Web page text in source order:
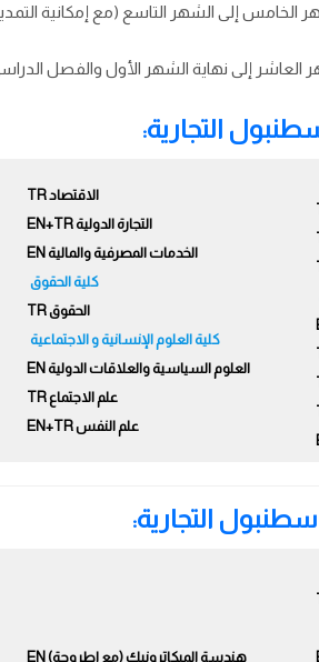
الخامس إلى الشهر التاسع (مع إمكانية
العاشر إلى نهاية الشهر الأول والفصل
التجارية:
الاقتصاد TR
التجارة الدولية EN+TR
الخدمات المصرفية والمالية EN
كلية الحقوق
الحقوق TR
كلية العلوم الإنسانية و الاجتماعية
العلوم السياسية والعلاقات الدولية EN
علم الاجتماع TR
علم النفس EN+TR
التجارية:
هندسة الميكاترونيك (مع اطروحة) EN